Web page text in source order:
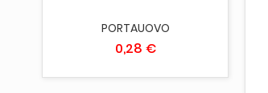
PORTAUOVO
0,28 €